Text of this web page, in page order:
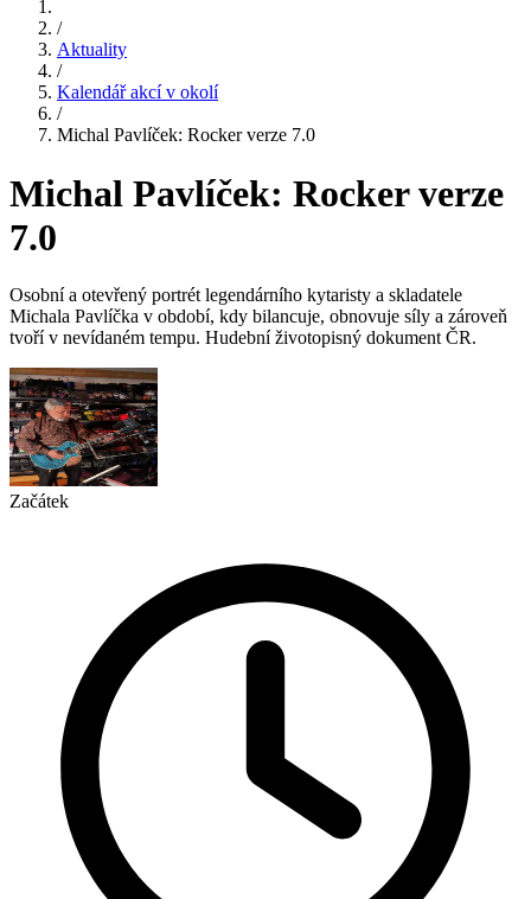
/
Aktuality
/
Kalendář akcí v okolí
/
Michal Pavlíček: Rocker verze 7.0
Michal Pavlíček: Rocker verze
7.0
Osobní a otevřený portrét legendárního kytaristy a skladatele
Michala Pavlíčka v období, kdy bilancuje, obnovuje síly a zároveň
tvoří v nevídaném tempu. Hudební životopisný dokument ČR.
Začátek